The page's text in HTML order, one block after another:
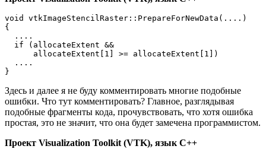
void vtkImageStencilRaster::PrepareForNewData(....)
{
  ....
  if (allocateExtent &&
      allocateExtent[1] >= allocateExtent[1])
  ....
}
Здесь и далее я не буду комментировать многие подобные
ошибки. Что тут комментировать? Главное, разглядывая
подобные фрагменты кода, прочувствовать, что хотя ошибка
простая, это не значит, что она будет замечена программистом.
Проект Visualization Toolkit (VTK), язык C++